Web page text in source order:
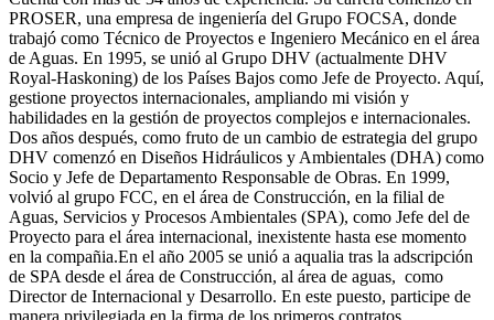
PROSER, una empresa de ingeniería del Grupo FOCSA, donde
trabajó como Técnico de Proyectos e Ingeniero Mecánico en el área
de Aguas. En 1995, se unió al Grupo DHV (actualmente DHV
Royal-Haskoning) de los Países Bajos como Jefe de Proyecto. Aquí,
gestione proyectos internacionales, ampliando mi visión y
habilidades en la gestión de proyectos complejos e internacionales.
Dos años después, como fruto de un cambio de estrategia del grupo
DHV comenzó en Diseños Hidráulicos y Ambientales (DHA) como
Socio y Jefe de Departamento Responsable de Obras. En 1999,
volvió al grupo FCC, en el área de Construcción, en la filial de
Aguas, Servicios y Procesos Ambientales (SPA), como Jefe del de
Proyecto para el área internacional, inexistente hasta ese momento
en la compañia.En el año 2005 se unió a aqualia tras la adscripción
de SPA desde el área de Construcción, al área de aguas, como
Director de Internacional y Desarrollo. En este puesto, participe de
manera privilegiada en la firma de los primeros contratos